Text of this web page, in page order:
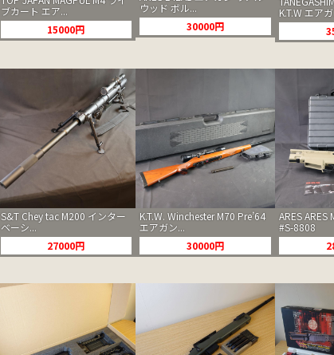
ブカート エア...
15000円
ウッド ボル...
30000円
K.T.W エア
S&T Chey tac M200 インター
ベーシ...
27000円
K.T.W. Winchester M70 Pre’64
エアガン...
30000円
ARES ARES
#S-8808